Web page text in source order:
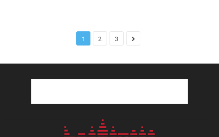
1 2 3